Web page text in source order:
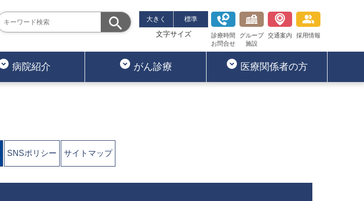
大きく 標準
文字サイズ
診療時間
お問合せ
グループ
施設
交通案内 採用情報
病院紹介 がん診療 医療関係者の方
SNSポリシー サイトマップ